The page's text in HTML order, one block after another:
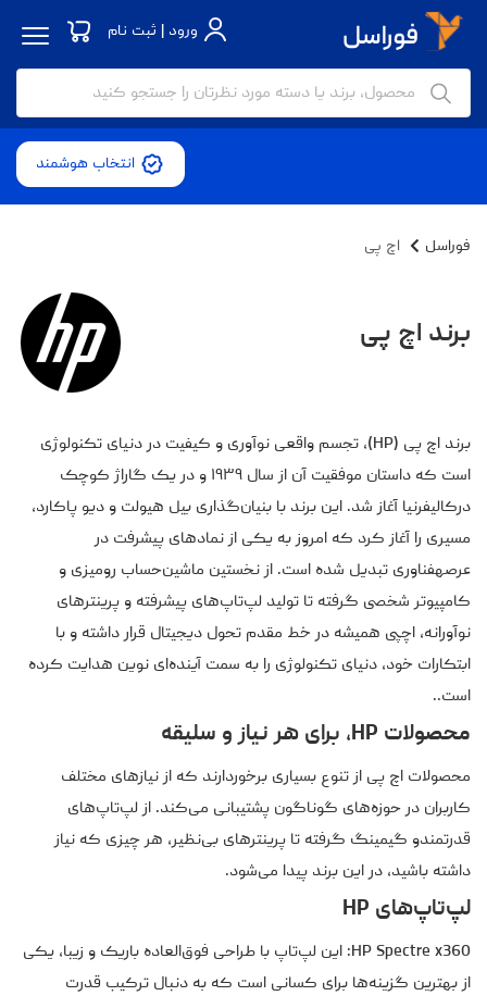
ورود | ثبت نام
انتخاب هوشمند
فوراسل اچ‌ پی
برند اچ‌ پی
برند اچ پی (HP)، تجسم واقعی نوآوری و کیفیت در دنیای تکنولوژی
است که داستان موفقیت آن از سال ۱۹۳۹ و در یک گاراژ کوچک
درکالیفرنیا آغاز شد. این برند با بنیان‌گذاری بیل هیولت و دیو پاکارد،
مسیری را آغاز کرد که امروز به یکی از نمادهای پیشرفت در
عرصهفناوری تبدیل شده است. از نخستین ماشین‌حساب رومیزی و
کامپیوتر شخصی گرفته تا تولید لپ‌تاپ‌های پیشرفته و پرینترهای
نوآورانه، اچپی همیشه در خط مقدم تحول دیجیتال قرار داشته و با
ابتکارات خود، دنیای تکنولوژی را به سمت آینده‌ای نوین هدایت کرده
است..
محصولات HP، برای هر نیاز و سلیقه
محصولات اچ پی از تنوع بسیاری برخوردارند که از نیازهای مختلف
کاربران در حوزه‌های گوناگون پشتیبانی می‌کند. از لپ‌تاپ‌های
قدرتمندو گیمینگ گرفته تا پرینترهای بی‌نظیر، هر چیزی که نیاز
داشته باشید، در این برند پیدا می‌شود.
لپ‌تاپ‌های HP
HP Spectre x360: این لپ‌تاپ با طراحی فوق‌العاده باریک و زیبا، یکی
از بهترین گزینه‌ها برای کسانی است که به دنبال ترکیب قدرت